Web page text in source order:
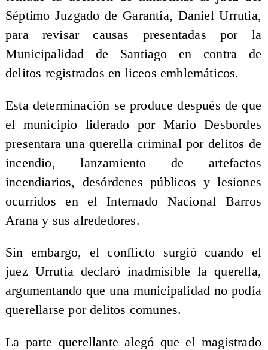
Séptimo Juzgado de Garantía, Daniel Urrutia,
para revisar causas presentadas por la
Municipalidad de Santiago en contra de
delitos registrados en liceos emblemáticos.
Esta determinación se produce después de que
el municipio liderado por Mario Desbordes
presentara una querella criminal por delitos de
incendio, lanzamiento de artefactos
incendiarios, desórdenes públicos y lesiones
ocurridos en el Internado Nacional Barros
Arana y sus alrededores.
Sin embargo, el conflicto surgió cuando el
juez Urrutia declaró inadmisible la querella,
argumentando que una municipalidad no podía
querellarse por delitos comunes.
La parte querellante alegó que el magistrado